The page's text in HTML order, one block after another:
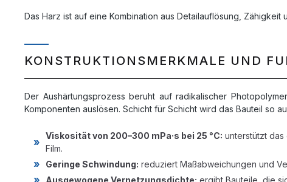
Das Harz ist auf eine Kombination aus Detailauflösung,
KONSTRUKTIONSMERKMALE UND
Der Aushärtungsprozess beruht auf radikalischer
Komponenten auslösen. Schicht für Schicht wird das Bauteil so
Viskosität von 200–300 mPa·s bei 25 °C: unterstützt
Film.
Geringe Schwindung: reduziert Maßabweichungen und